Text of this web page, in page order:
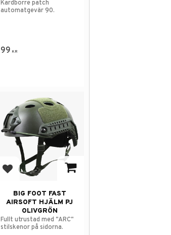
Kardborre patch
automatgevär 90.
99 KR
Lägg till i favoriter
BIG FOOT FAST
AIRSOFT HJÄLM PJ
OLIVGRÖN
Fullt utrustad med "ARC"
stilskenor på sidorna.